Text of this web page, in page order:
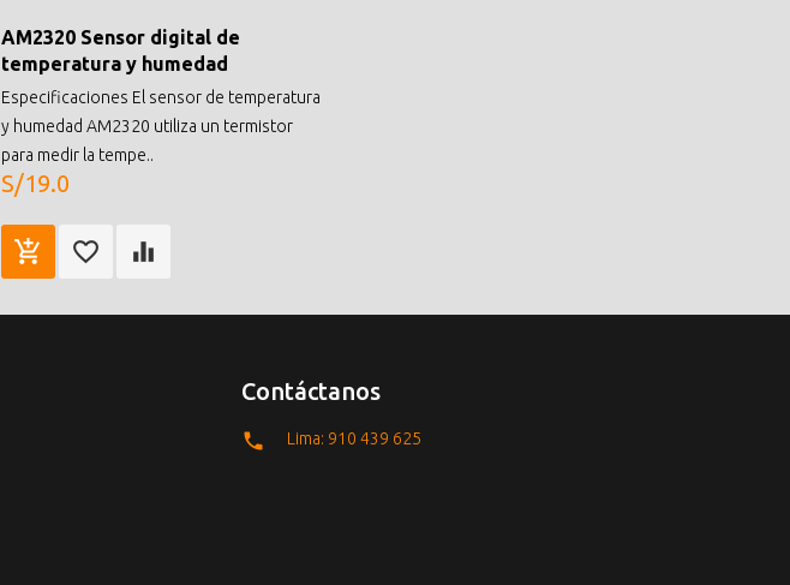
AM2320 Sensor digital de
temperatura y humedad
Especificaciones El sensor de temperatura
y humedad AM2320 utiliza un termistor
para medir la tempe..
S/19.0
Contáctanos
Lima: 910 439 625